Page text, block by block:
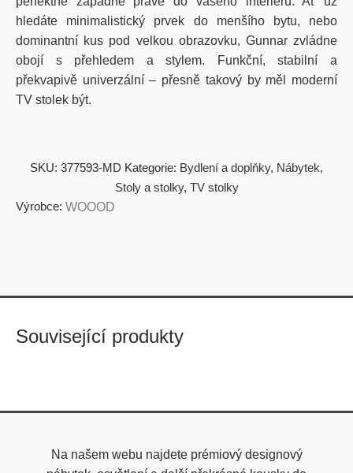
hledáte minimalistický prvek do menšího bytu, nebo
dominantní kus pod velkou obrazovku, Gunnar zvládne
obojí s přehledem a stylem. Funkční, stabilní a
překvapivě univerzální – přesně takový by měl moderní
TV stolek být.
SKU: 377593-MD Kategorie: Bydlení a doplňky, Nábytek,
Stoly a stolky, TV stolky
Výrobce: WOOOD
Související produkty
Na našem webu najdete prémiový designový